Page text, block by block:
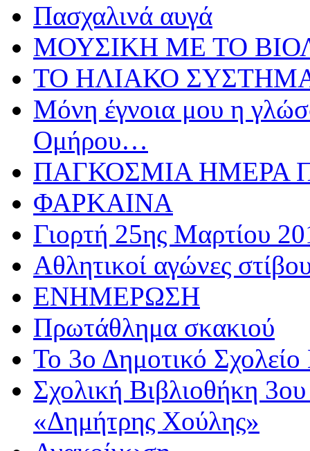
Πασχαλινά αυγά
ΜΟΥΣΙΚΗ ΜΕ ΤΟ
ΤΟ ΗΛΙΑΚΟ
Μόνη έγνοια μου η
Ομήρου…
ΠΑΓΚΟΣΜΙΑ ΗΜΕΡΑ
ΦΑΡΚΑΙΝΑ
Γιορτή 25ης Μαρτίου
Αθλητικoί αγώνες
ΕΝΗΜΕΡΩΣΗ
Πρωτάθλημα σκακιού
Το 3ο Δημοτικό Σχολείο
Σχολική Βιβλιοθήκη
«Δημήτρης Χούλης»